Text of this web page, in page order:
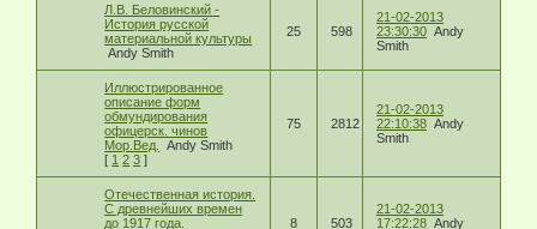
Л.В. Беловинский -
История русской
материальной культуры
Andy Smith
25 598
21-02-2013
23:30:30 Andy
Smith
Иллюстрированное
описание форм
обмундирования
офицерск. чинов
Мор.Вед.
Andy Smith
[ 1 2 3 ]
75 2812
21-02-2013
22:10:38 Andy
Smith
Отечественная история.
С древнейших времен
до 1917 года.
8 503
21-02-2013
17:22:28 Andy